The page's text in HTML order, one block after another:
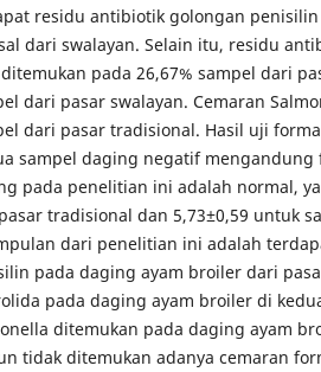
residu antibiotik golongan penisilin
dari swalayan. Selain itu, residu
pada 26,67% sampel dari
dari pasar swalayan. Cemaran
dari pasar tradisional. Hasil uji
sampel daging negatif mengandung
pada penelitian ini adalah normal,
tradisional dan 5,73±0,59 untuk
dari penelitian ini adalah
pada daging ayam broiler dari
pada daging ayam broiler di
ditemukan pada daging ayam
tidak ditemukan adanya cemaran